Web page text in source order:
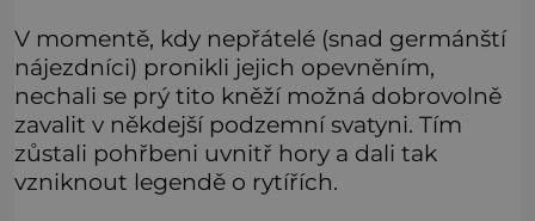
V momentě, kdy nepřátelé (snad germánští
nájezdníci) pronikli jejich opevněním,
nechali se prý tito kněží možná dobrovolně
zavalit v někdejší podzemní svatyni. Tím
zůstali pohřbeni uvnitř hory a dali tak
vzniknout legendě o rytířích.